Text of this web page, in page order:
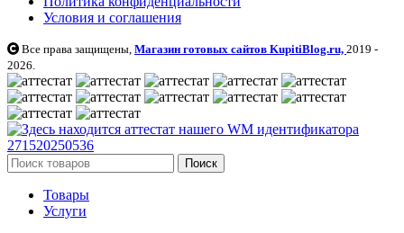
Условия и соглашения
Все права защищены, Магазин готовых сайтов KupitiBlog.ru, 2019 -
2026.
Поиск
Товары
Услуги